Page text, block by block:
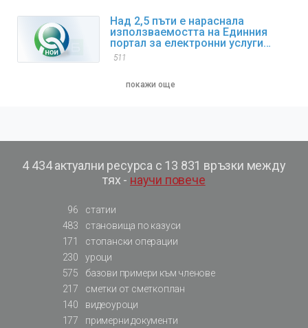
Над 2,5 пъти е нараснала
използваемостта на Единния
портал за електронни услуги
(ЕПЕУ) на НОИ през 2025 г.
511
покажи още
4 434 актуални ресурса с 13 831 връзки между
тях - научи повече
96
статии
483
становища по казуси
171
стопански операции
230
уроци
575
базови примери към членове
217
сметки от сметкоплан
140
видеоуроци
177
примерни документи